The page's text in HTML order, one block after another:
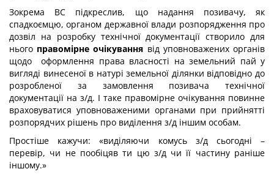
Зокрема ВС підкреслив, що надання позивачу, як
спадкоємцю, органом державної влади розпорядження про
дозвіл на розробку технічної документації створило для
нього правомірне очікування від уповноважених органів
щодо оформлення права власності на земельний пай у
вигляді винесеної в натурі земельної ділянки відповідно до
розробленої за замовлення позивача технічної
документації на з/д. І таке правомірне очікування повинне
враховуватися уповноваженими органами при прийнятті
розпорядчих рішень про виділення з/д іншим особам.
Простіше кажучи: «виділяючи комусь з/д сьогодні –
перевір, чи не пообіцяв ти цю з/д чи її частину раніше
іншому.»